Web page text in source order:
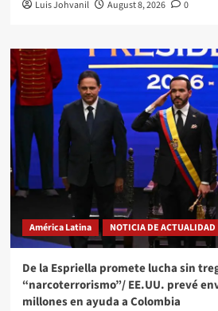
Luis Johvanil August 8, 2026 0
América Latina NOTICIA DE ACTUALIDAD
De la Espriella promete lucha sin
“narcoterrorismo”/ EE.UU. prevé
millones en ayuda a Colombia